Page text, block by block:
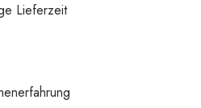
Lieferzeit